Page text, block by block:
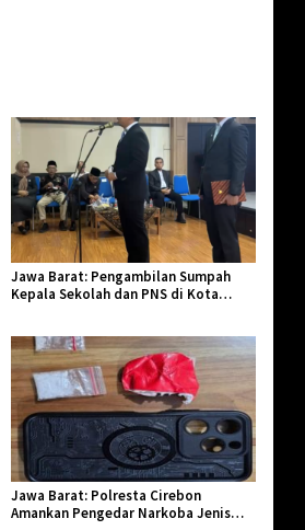
Jawa Barat: Pengambilan Sumpah
Kepala Sekolah dan PNS di Kota
Jawa Barat: Polresta Cirebon
Amankan Pengedar Narkoba Jenis